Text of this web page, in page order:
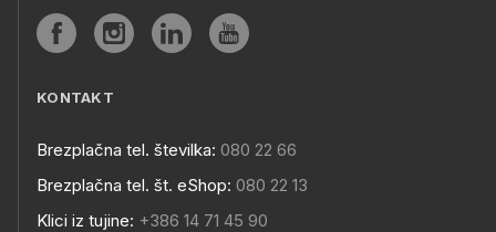
KONTAKT
Brezplačna tel. številka: 080 22 66
Brezplačna tel. št. eShop: 080 22 13
Klici iz tujine: +386 14 71 45 90